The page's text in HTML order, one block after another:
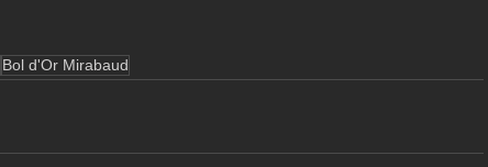
Bol d'Or Mirabaud